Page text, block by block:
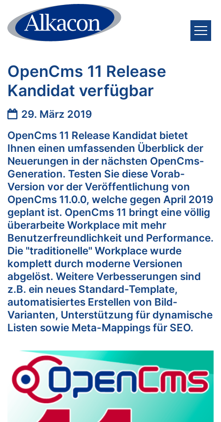
Zum Inhalt springen
OpenCms 11 Release
Kandidat verfügbar
Datum:
29. März 2019
OpenCms 11 Release Kandidat bietet
Ihnen einen umfassenden Überblick der
Neuerungen in der nächsten OpenCms-
Generation. Testen Sie diese Vorab-
Version vor der Veröffentlichung von
OpenCms 11.0.0, welche gegen April 2019
geplant ist. OpenCms 11 bringt eine völlig
überarbeite Workplace mit mehr
Benutzerfreundlichkeit und Performance.
Die "traditionelle" Workplace wurde
komplett durch moderne Versionen
abgelöst. Weitere Verbesserungen sind
z.B. ein neues Standard-Template,
automatisiertes Erstellen von Bild-
Varianten, Unterstützung für dynamische
Listen sowie Meta-Mappings für SEO.